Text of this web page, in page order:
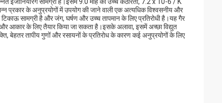
प्रकार के अनुप्रयोगों में उपयोग की जाने वाली एक अत्यधिक विश्वसनीय और
सामग्री है और जंग, घर्षण और उच्च तापमान के लिए प्रतिरोधी है।यह गैर
आकार के लिए तैयार किया जा सकता है।इसके अलावा, इसमें अच्छा विद्युत
बेहतर तापीय गुणों और रसायनों के प्रतिरोध के कारण कई अनुप्रयोगों के लिए